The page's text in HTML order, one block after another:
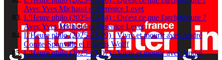
Avec Yves Michaud et Bérénice Levet
L'Heure philo (2025-03-14) : Qu'est ce que l'architecture ?
Avec Yves Michaud et Bérénice Levet
L'Heure philo (2025-03-09) : Vivre et mourir avec André
Comte-Sponville et Francis Wolff
L'Heure philo (2025-03-07) : Vivre et mourir avec André